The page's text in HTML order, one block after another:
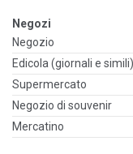
Negozi
Negozio
Edicola (giornali e simili)
Supermercato
Negozio di souvenir
Mercatino